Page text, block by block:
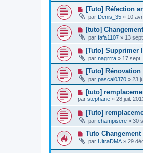
[Tuto] Réfection
par Denis_35 » 10
[tuto]
par fafa1107 » 13
[Tuto] Supprimer
par nagrrra » 17
[Tuto]
par pascal0370 » 23
[tuto]
par stephane » 28 juil.
[Tuto]
par champisere » 30
Tuto
par UltraDMA» 29